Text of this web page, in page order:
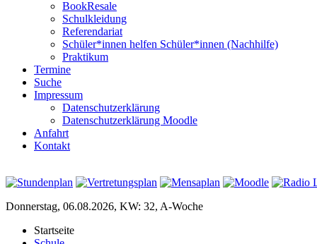
BookResale
Schulkleidung
Referendariat
Schüler*innen helfen Schüler*innen (Nachhilfe)
Praktikum
Termine
Suche
Impressum
Datenschutzerklärung
Datenschutzerklärung Moodle
Anfahrt
Kontakt
Donnerstag, 06.08.2026, KW: 32, A-Woche
Startseite